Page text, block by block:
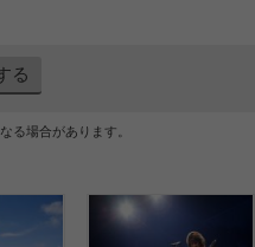
る
る場合があります。